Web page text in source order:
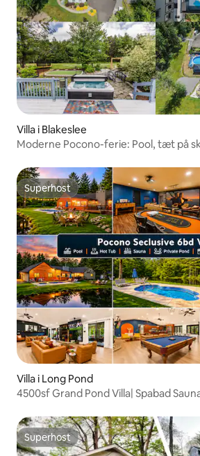
Villa i Blakeslee
Moderne Pocono-ferie: Pool, tæt på
Superhost
Superhost
Villa i Long Pond
4500sf Grand Pond Villa| Spabad
Superhost
Superhost